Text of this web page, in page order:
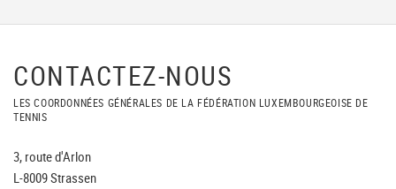
CONTACTEZ-NOUS
LES COORDONNÉES GÉNÉRALES DE LA FÉDÉRATION LUXEMBOURGEOISE DE
TENNIS
3, route d'Arlon
L-8009 Strassen